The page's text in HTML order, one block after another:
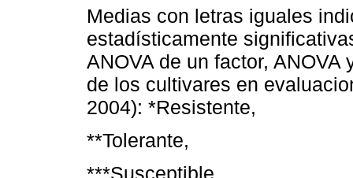
Medias con letras iguales
estadísticamente
ANOVA de un factor, ANOVA
de los cultivares en
2004): *Resistente,
**Tolerante,
***Susceptible.